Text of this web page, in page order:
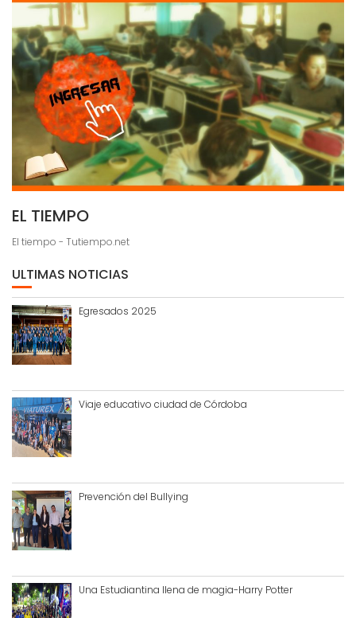
EL TIEMPO
El tiempo - Tutiempo.net
ULTIMAS NOTICIAS
Egresados 2025
Viaje educativo ciudad de Córdoba
Prevención del Bullying
Una Estudiantina llena de magia-Harry Potter